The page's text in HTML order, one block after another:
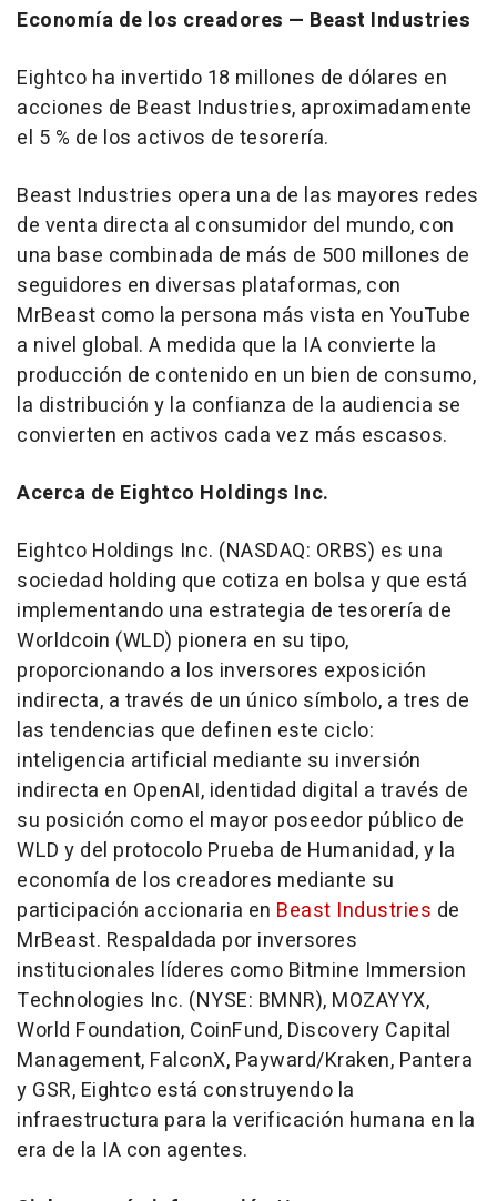
Economía de los creadores — Beast Industries
Eightco ha invertido 18 millones de dólares en
acciones de Beast Industries, aproximadamente
el 5 % de los activos de tesorería.
Beast Industries opera una de las mayores redes
de venta directa al consumidor del mundo, con
una base combinada de más de 500 millones de
seguidores en diversas plataformas, con
MrBeast como la persona más vista en YouTube
a nivel global. A medida que la IA convierte la
producción de contenido en un bien de consumo,
la distribución y la confianza de la audiencia se
convierten en activos cada vez más escasos.
Acerca de Eightco Holdings Inc.
Eightco Holdings Inc. (NASDAQ: ORBS) es una
sociedad holding que cotiza en bolsa y que está
implementando una estrategia de tesorería de
Worldcoin (WLD) pionera en su tipo,
proporcionando a los inversores exposición
indirecta, a través de un único símbolo, a tres de
las tendencias que definen este ciclo:
inteligencia artificial mediante su inversión
indirecta en OpenAI, identidad digital a través de
su posición como el mayor poseedor público de
WLD y del protocolo Prueba de Humanidad, y la
economía de los creadores mediante su
participación accionaria en Beast Industries de
MrBeast. Respaldada por inversores
institucionales líderes como Bitmine Immersion
Technologies Inc. (NYSE: BMNR), MOZAYYX,
World Foundation, CoinFund, Discovery Capital
Management, FalconX, Payward/Kraken, Pantera
y GSR, Eightco está construyendo la
infraestructura para la verificación humana en la
era de la IA con agentes.